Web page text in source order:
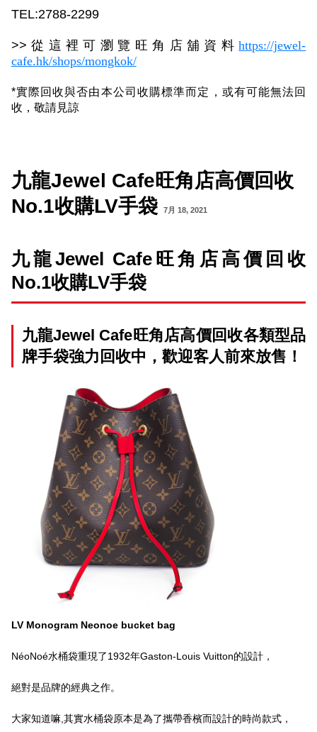
TEL:2788-2299
>> 從這裡可瀏覽旺角店舖資料https://jewel-
cafe.hk/shops/mongkok/
*實際回收與否由本公司收購標準而定， 或有可能無法回
收 ，敬請見諒
九龍Jewel Cafe旺角店高價回收
No.1收購LV手袋
7月 18, 2021
九龍Jewel Cafe旺角店高價回收
No.1收購LV手袋
九龍Jewel Cafe旺角店高價回收各類型品
牌手袋強力回收中，歡迎客人前來放售！
LV Monogram Neonoe bucket bag
NéoNoé水桶袋重現了1932年Gaston-Louis Vuitton的設計，
絕對是品牌的經典之作。
大家知道嘛,其實水桶袋原本是為了攜帶香檳而設計的時尚款式，